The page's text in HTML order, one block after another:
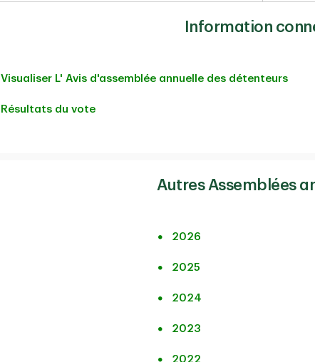
Information
Visualiser L' Avis d'assemblée annuelle des détenteurs
Résultats du vote
Autres Assemblées
2026
2025
2024
2023
2022